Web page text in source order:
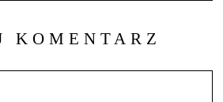
KOMENTARZ